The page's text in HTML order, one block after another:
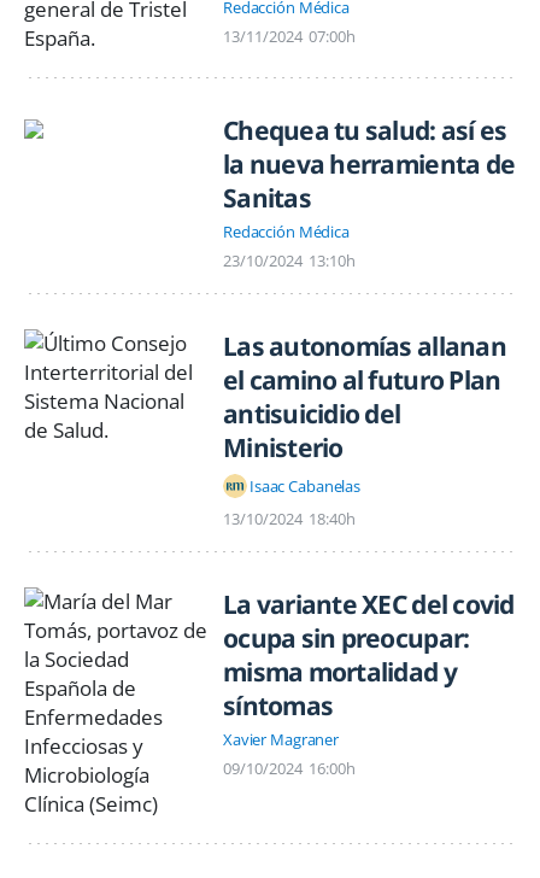
Redacción Médica
13/11/2024 07:00h
Chequea tu salud: así es
la nueva herramienta de
Sanitas
Redacción Médica
23/10/2024 13:10h
Las autonomías allanan
el camino al futuro Plan
antisuicidio del
Ministerio
Isaac Cabanelas
13/10/2024 18:40h
La variante XEC del covid
ocupa sin preocupar:
misma mortalidad y
síntomas
Xavier Magraner
09/10/2024 16:00h